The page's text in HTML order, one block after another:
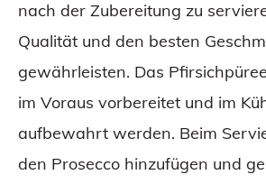
nach der Zubereitung zu
Qualität und den besten
gewährleisten. Das
im Voraus vorbereitet und im
aufbewahrt werden. Beim
den Prosecco hinzufügen und